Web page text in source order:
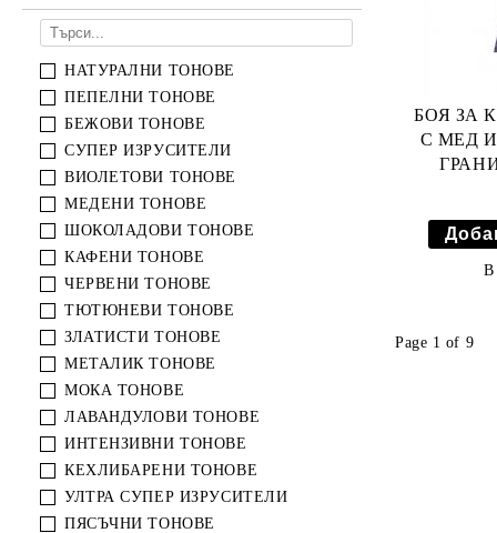
ЛОСИОНИ И СПРЕЙОВЕ ЗА
ТЯЛО
ГРИЖА ЗА КРАКА
ГРИЖА ЗА РЪЦЕ
СКРАБ ЗА ТЯЛО
ДУШ ГЕЛОВЕ
ГРИЖА ЗА КРАКА
ХИГИЕНА
НАТУРАЛНИ ТОНОВЕ
ПЕПЕЛНИ ТОНОВЕ
БЕЖОВИ ТОНОВЕ
СУПЕР ИЗРУСИТЕЛИ
ВИОЛЕТОВИ ТОНОВЕ
МЕДЕНИ ТОНОВЕ
ШОКОЛАДОВИ ТОНОВЕ
КАФЕНИ ТОНОВЕ
ЧЕРВЕНИ ТОНОВЕ
ТЮТЮНЕВИ ТОНОВЕ
ЗЛАТИСТИ ТОНОВЕ
МЕТАЛИК ТОНОВЕ
МОКА ТОНОВЕ
ЛАВАНДУЛОВИ ТОНОВЕ
ИНТЕНЗИВНИ ТОНОВЕ
КЕХЛИБАРЕНИ ТОНОВЕ
УЛТРА СУПЕР ИЗРУСИТЕЛИ
ПЯСЪЧНИ ТОНОВЕ
БОЯ ЗА
С МЕД
В
Page 1 of 9